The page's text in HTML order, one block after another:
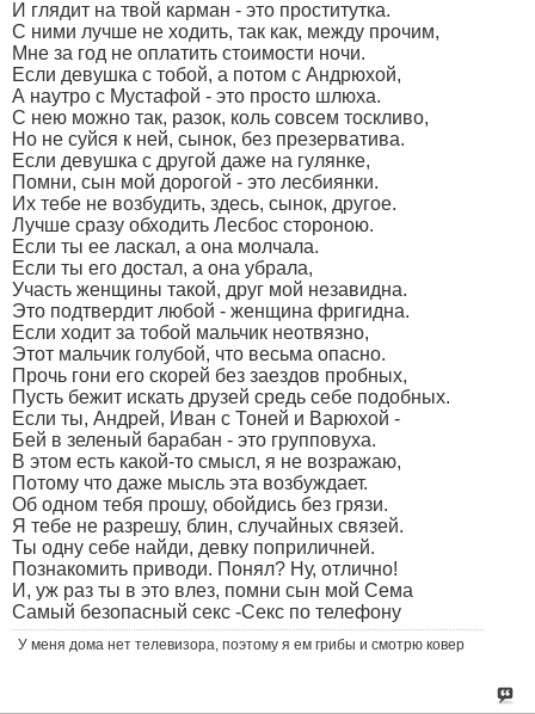
И глядит на твой карман - это проститутка.
С ними лучше не ходить, так как, между прочим,
Мне за год не оплатить стоимости ночи.
Если девушка с тобой, а потом с Андрюхой,
А наутро с Мустафой - это просто шлюха.
С нею можно так, разок, коль совсем тоскливо,
Но не суйся к ней, сынок, без презерватива.
Если девушка с другой даже на гулянке,
Помни, сын мой дорогой - это лесбиянки.
Их тебе не возбудить, здесь, сынок, другое.
Лучше сразу обходить Лесбос стороною.
Если ты ее ласкал, а она молчала.
Если ты его достал, а она убрала,
Участь женщины такой, друг мой незавидна.
Это подтвердит любой - женщина фригидна.
Если ходит за тобой мальчик неотвязно,
Этот мальчик голубой, что весьма опасно.
Прочь гони его скорей без заездов пробных,
Пусть бежит искать друзей средь себе подобных.
Если ты, Андрей, Иван с Тоней и Варюхой -
Бей в зеленый барабан - это групповуха.
В этом есть какой-то смысл, я не возражаю,
Потому что даже мысль эта возбуждает.
Об одном тебя прошу, обойдись без грязи.
Я тебе не разрешу, блин, случайных связей.
Ты одну себе найди, девку поприличней.
Познакомить приводи. Понял? Ну, отлично!
И, уж раз ты в это влез, помни сын мой Сема
Самый безопасный секс -Секс по телефону
У меня дома нет телевизора, поэтому я ем грибы и смотрю ковер